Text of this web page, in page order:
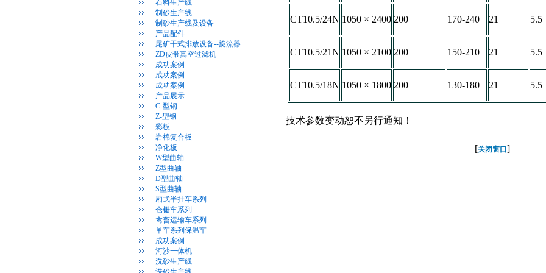
石料生产线
制砂生产线
制砂生产线及设备
产品配件
尾矿干式排放设备--旋流器
ZD皮带真空过滤机
成功案例
成功案例
成功案例
产品展示
C-型钢
Z-型钢
彩板
岩棉复合板
净化板
W型曲轴
Z型曲轴
D型曲轴
S型曲轴
厢式半挂车系列
仓栅车系列
禽畜运输车系列
单车系列保温车
成功案例
河沙一体机
洗砂生产线
CT10.5/24N 1050 × 2400 200 170-240 21 5.5
CT10.5/21N 1050 × 2100 200 150-210 21 5.5
CT10.5/18N 1050 × 1800 200 130-180 21 5.5
技术参数变动恕不另行通知！
[关闭窗口 ]